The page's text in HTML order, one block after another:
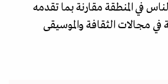
في المنطقة مقارنة بما تقدمه
مجالات الثقافة والموسيقى